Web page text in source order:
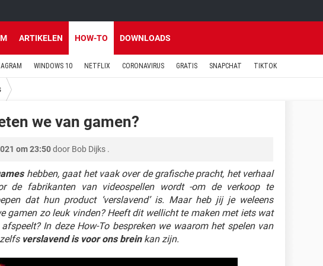
ARTIKELEN HOW-TO DOWNLOADS
WINDOWS 10 NETFLIX CORONAVIRUS GRATIS SNAPCHAT TIKTOK
we van gamen?
om 23:50door Bob Dijks .
hebben, gaat het vaak over de grafische pracht, het verhaal
de fabrikanten van videospellen wordt -om de verkoop te
dat hun product ‘verslavend’ is. Maar heb jij je weleens
gamen zo leuk vinden? Heeft dit wellicht te maken met iets wat
In deze How-To bespreken we waarom het spelen van
verslavend is voor ons breinkan zijn.